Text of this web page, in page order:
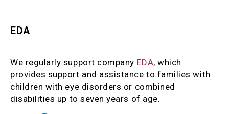
EDA
We regularly support company EDA, which
provides support and assistance to families with
children with eye disorders or combined
disabilities up to seven years of age.